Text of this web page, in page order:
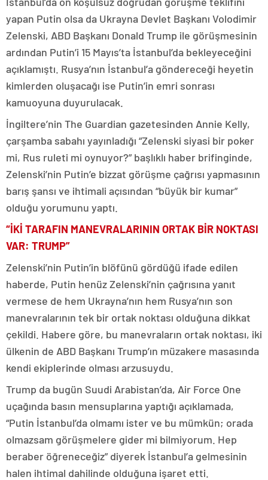
yapan Putin olsa da Ukrayna Devlet Başkanı Volodimir
Zelenski, ABD Başkanı Donald Trump ile görüşmesinin
ardından Putin’i 15 Mayıs’ta İstanbul’da bekleyeceğini
açıklamıştı. Rusya’nın İstanbul’a göndereceği heyetin
kimlerden oluşacağı ise Putin’in emri sonrası
kamuoyuna duyurulacak.
İngiltere’nin The Guardian gazetesinden Annie Kelly,
çarşamba sabahı yayınladığı “Zelenski siyasi bir poker
mi, Rus ruleti mi oynuyor?” başlıklı haber brifinginde,
Zelenski’nin Putin’e bizzat görüşme çağrısı yapmasının
barış şansı ve ihtimali açısından “büyük bir kumar”
olduğu yorumunu yaptı.
“İKİ TARAFIN MANEVRALARININ ORTAK BİR NOKTASI
VAR: TRUMP”
Zelenski’nin Putin’in blöfünü gördüğü ifade edilen
haberde, Putin henüz Zelenski’nin çağrısına yanıt
vermese de hem Ukrayna’nın hem Rusya’nın son
manevralarının tek bir ortak noktası olduğuna dikkat
çekildi. Habere göre, bu manevraların ortak noktası, iki
ülkenin de ABD Başkanı Trump’ın müzakere masasında
kendi ekiplerinde olması arzusuydu.
Trump da bugün Suudi Arabistan’da, Air Force One
uçağında basın mensuplarına yaptığı açıklamada,
“Putin İstanbul’da olmamı ister ve bu mümkün; orada
olmazsam görüşmelere gider mi bilmiyorum. Hep
beraber öğreneceğiz” diyerek İstanbul’a gelmesinin
halen ihtimal dahilinde olduğuna işaret etti.